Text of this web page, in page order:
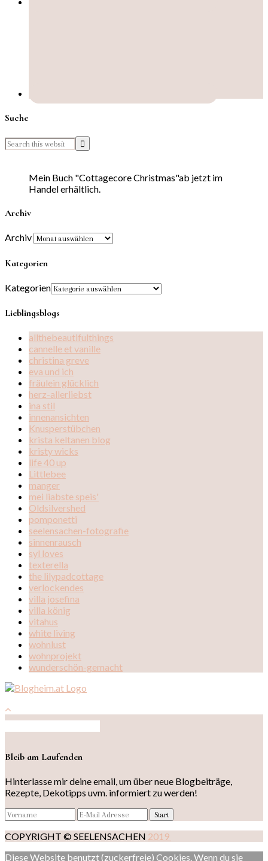
Suche
Mein Buch "Cottagecore Christmas"ab jetzt im
Handel erhältlich.
Archiv
Archiv
Kategorien
Kategorien
Lieblingsblogs
allthebeautifulthings
cannelle et vanille
christina greve
eva und ich
fräulein glücklich
herz-allerliebst
ina stil
innenansichten
Knusperstübchen
krista keltanen blog
kristy wicks
life 40 up
Littlebee
manger
mei liabste speis'
Oldsilvershed
pomponetti
seelensachen-fotografie
sinnenrausch
syl loves
texterella
the lilypadcottage
verlockendes
villa josefina
villa könig
vitahus
white living
wohnlust
wohnprojekt
wunderschön-gemacht
Bleib am Laufenden
Hinterlasse mir deine email, um über neue Blogbeiträge,
Rezepte, Dekotipps uvm. informiert zu werden!
COPYRIGHT © SEELENSACHEN 2019
Diese Website benutzt (zuckerfreie) Cookies. Wenn du sie